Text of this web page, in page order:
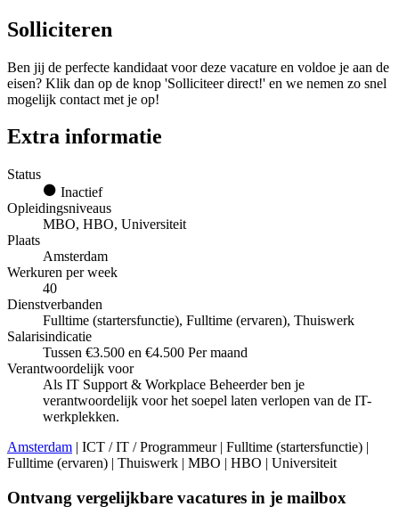
Solliciteren
Ben jij de perfecte kandidaat voor deze vacature en voldoe je aan de
eisen? Klik dan op de knop 'Solliciteer direct!' en we nemen zo snel
mogelijk contact met je op!
Extra informatie
Status
Inactief
Opleidingsniveaus
MBO, HBO, Universiteit
Plaats
Amsterdam
Werkuren per week
40
Dienstverbanden
Fulltime (startersfunctie), Fulltime (ervaren), Thuiswerk
Salarisindicatie
Tussen €3.500 en €4.500 Per maand
Verantwoordelijk voor
Als IT Support & Workplace Beheerder ben je
verantwoordelijk voor het soepel laten verlopen van de IT-
werkplekken.
Amsterdam | ICT / IT / Programmeur | Fulltime (startersfunctie) |
Fulltime (ervaren) | Thuiswerk | MBO | HBO | Universiteit
Ontvang vergelijkbare vacatures in je mailbox